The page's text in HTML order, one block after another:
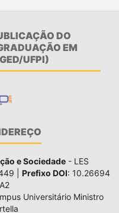
DO
EM
UFPI)
e Sociedade - LES
| Prefixo DOI: 10.26694
A2
Universitário Ministro